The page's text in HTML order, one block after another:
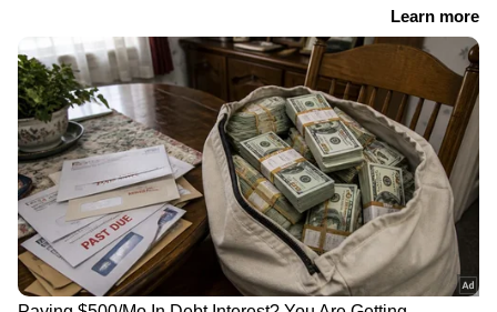
വീൽചെയറിലായിരുന്നു അസമിെൻറ യാത്ര.
റിയാദ് കിങ് ഖാലിദ് അന്താരാഷ്ട്ര
വിമാനത്താവളത്തിൽ വെച്ച് ഇന്ത്യൻ എംബസി
അറ്റാഷെ സോന, എംബസി ഉദ്യോഗസ്ഥൻ
ആഷിഖ്, കേളി ജീവകാരുണ്യ വിഭാഗം
ജോയിൻറ് കൺവീനർ നാസർ പൊന്നാനി
എന്നിവർ ചേർന്ന് അസമിനെ യാത്രയാക്കി.